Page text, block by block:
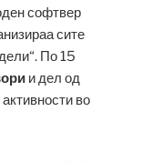
софтвер
сите
По 15
и дел од
во